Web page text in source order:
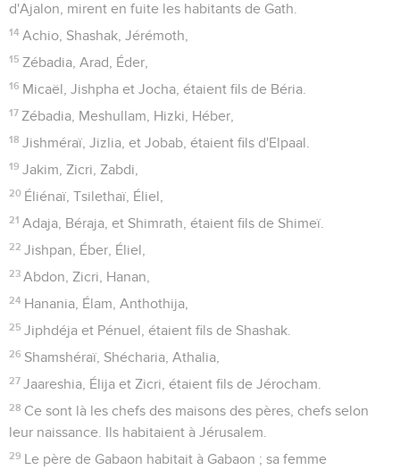
d'Ajalon, mirent en fuite les habitants de Gath.
14 Achio, Shashak, Jérémoth,
15 Zébadia, Arad, Éder,
16 Micaël, Jishpha et Jocha, étaient fils de Béria.
17 Zébadia, Meshullam, Hizki, Héber,
18 Jishméraï, Jizlia, et Jobab, étaient fils d'Elpaal.
19 Jakim, Zicri, Zabdi,
20 Éliénaï, Tsilethaï, Éliel,
21 Adaja, Béraja, et Shimrath, étaient fils de Shimeï.
22 Jishpan, Éber, Éliel,
23 Abdon, Zicri, Hanan,
24 Hanania, Élam, Anthothija,
25 Jiphdéja et Pénuel, étaient fils de Shashak.
26 Shamshéraï, Shécharia, Athalia,
27 Jaareshia, Élija et Zicri, étaient fils de Jérocham.
28 Ce sont là les chefs des maisons des pères, chefs selon
leur naissance. Ils habitaient à Jérusalem.
29 Le père de Gabaon habitait à Gabaon ; sa femme